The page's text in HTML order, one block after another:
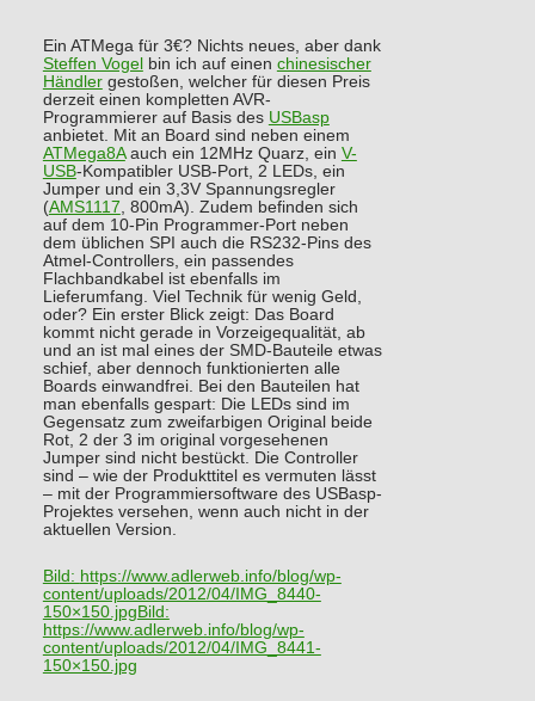
Ein ATMega für 3€? Nichts neues, aber dank
Steffen Vogel bin ich auf einen chinesischer
Händlergestoßen, welcher für diesen Preis
derzeit einen kompletten AVR-
Programmierer auf Basis des USBasp
anbietet. Mit an Board sind neben einem
ATMega8Aauch ein 12MHz Quarz, ein V-
USB-Kompatibler USB-Port, 2 LEDs, ein
Jumper und ein 3,3V Spannungsregler
(AMS1117 , 800mA). Zudem befinden sich
auf dem 10-Pin Programmer-Port neben
dem üblichen SPI auch die RS232-Pins des
Atmel-Controllers, ein passendes
Flachbandkabel ist ebenfalls im
Lieferumfang. Viel Technik für wenig Geld,
oder? Ein erster Blick zeigt: Das Board
kommt nicht gerade in Vorzeigequalität, ab
und an ist mal eines der SMD-Bauteile etwas
schief, aber dennoch funktionierten alle
Boards einwandfrei. Bei den Bauteilen hat
man ebenfalls gespart: Die LEDs sind im
Gegensatz zum zweifarbigen Original beide
Rot, 2 der 3 im original vorgesehenen
Jumper sind nicht bestückt. Die Controller
sind – wie der Produkttitel es vermuten lässt
– mit der Programmiersoftware des USBasp-
Projektes versehen, wenn auch nicht in der
aktuellen Version.
Bild: https://www.adlerweb.info/blog/wp-
content/uploads/2012/04/IMG_8440-
150×150.jpg Bild:
https://www.adlerweb.info/blog/wp-
content/uploads/2012/04/IMG_8441-
150×150.jpg